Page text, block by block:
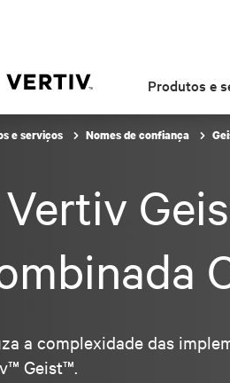
Produtos e
e serviços Nomes de confiança
a complexidade das
Geist™.